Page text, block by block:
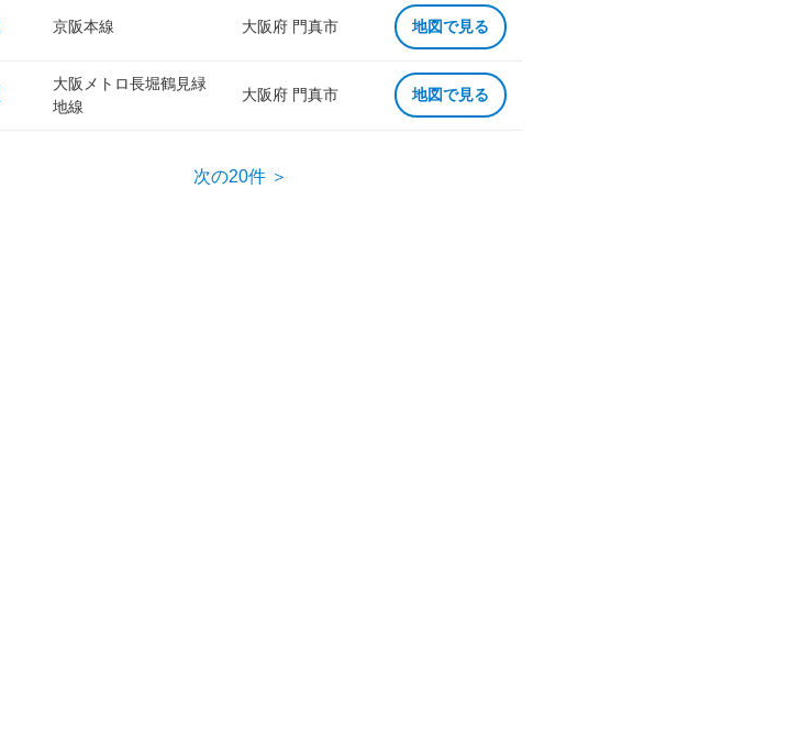
京阪本線 大阪府 門真市 地図で見る
大阪メトロ長堀鶴見緑
地線
大阪府 門真市 地図で見る
次の20件 ＞